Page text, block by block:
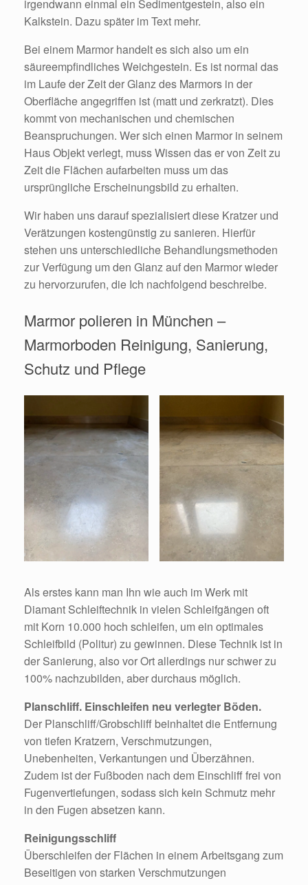
irgendwann einmal ein Sedimentgestein, also ein
Kalkstein. Dazu später im Text mehr.
Bei einem Marmor handelt es sich also um ein
säureempfindliches Weichgestein. Es ist normal das
im Laufe der Zeit der Glanz des Marmors in der
Oberfläche angegriffen ist (matt und zerkratzt). Dies
kommt von mechanischen und chemischen
Beanspruchungen. Wer sich einen Marmor in seinem
Haus Objekt verlegt, muss Wissen das er von Zeit zu
Zeit die Flächen aufarbeiten muss um das
ursprüngliche Erscheinungsbild zu erhalten.
Wir haben uns darauf spezialisiert diese Kratzer und
Verätzungen kostengünstig zu sanieren. Hierfür
stehen uns unterschiedliche Behandlungsmethoden
zur Verfügung um den Glanz auf den Marmor wieder
zu hervorzurufen, die Ich nachfolgend beschreibe.
Marmor polieren in München –
Marmorboden Reinigung, Sanierung,
Schutz und Pflege
Als erstes kann man Ihn wie auch im Werk mit
Diamant Schleiftechnik in vielen Schleifgängen oft
mit Korn 10.000 hoch schleifen, um ein optimales
Schleifbild (Politur) zu gewinnen. Diese Technik ist in
der Sanierung, also vor Ort allerdings nur schwer zu
100% nachzubilden, aber durchaus möglich.
Planschliff. Einschleifen neu verlegter Böden.
Der Planschliff/Grobschliff beinhaltet die Entfernung
von tiefen Kratzern, Verschmutzungen,
Unebenheiten, Verkantungen und Überzähnen.
Zudem ist der Fußboden nach dem Einschliff frei von
Fugenvertiefungen, sodass sich kein Schmutz mehr
in den Fugen absetzen kann.
Reinigungsschliff
Überschleifen der Flächen in einem Arbeitsgang zum
Beseitigen von starken Verschmutzungen